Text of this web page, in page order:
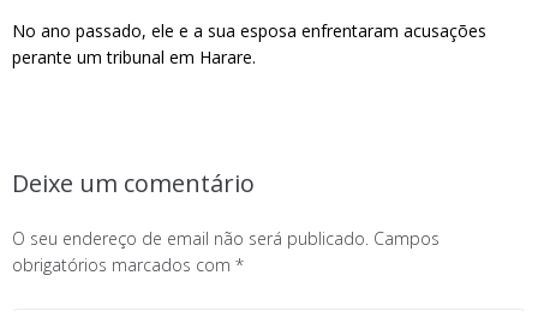
No ano passado, ele e a sua esposa enfrentaram acusações
perante um tribunal em Harare.
Deixe um comentário
O seu endereço de email não será publicado. Campos
obrigatórios marcados com *